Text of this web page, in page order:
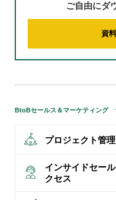
ご自由にダ
資
BtoBセールス＆マーケティング
プロジェクト管理
インサイドセー
クセス